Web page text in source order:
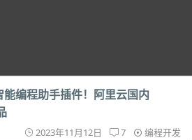
编程助手插件！阿里云国内
2023年11月12日 7 编程开发